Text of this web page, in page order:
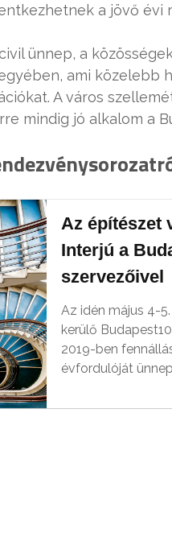
a jövő évi
ünnep, a
ami közelebb
A város
mindig jó alkalom a
Az építészet
Interjú a
szervezőivel
Az idén május 4-
kerülő
2019-ben
évfordulóját